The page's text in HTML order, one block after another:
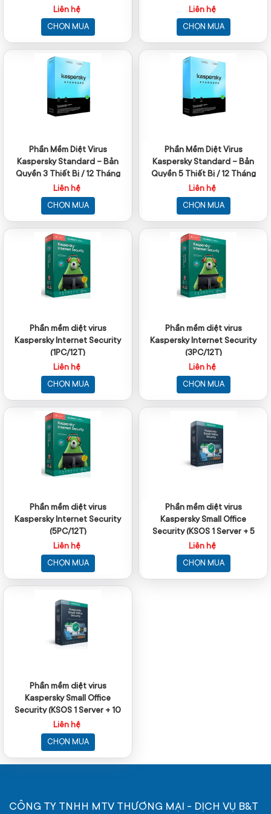
Liên hệ
CHỌN MUA
Liên hệ
CHỌN MUA
Phần Mềm Diệt Virus
Kaspersky Standard – Bản
Quyền 3 Thiết Bị / 12 Tháng
Liên hệ
CHỌN MUA
Phần Mềm Diệt Virus
Kaspersky Standard – Bản
Quyền 5 Thiết Bị / 12 Tháng
Liên hệ
CHỌN MUA
Phần mềm diệt virus
Kaspersky Internet Security
(1PC/12T)
Liên hệ
CHỌN MUA
Phần mềm diệt virus
Kaspersky Internet Security
(3PC/12T)
Liên hệ
CHỌN MUA
Phần mềm diệt virus
Kaspersky Internet Security
(5PC/12T)
Liên hệ
CHỌN MUA
Phần mềm diệt virus
Kaspersky Small Office
Security (KSOS 1 Server + 5
PC)
Liên hệ
CHỌN MUA
Phần mềm diệt virus
Kaspersky Small Office
Security (KSOS 1 Server + 10
PC)
Liên hệ
CHỌN MUA
CÔNG TY TNHH MTV THƯƠNG MẠI - DỊCH VỤ B&T